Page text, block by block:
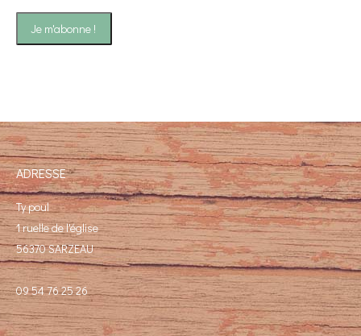
ADRESSE
Ty poul
1 ruelle de l'église
56370 SARZEAU
09 54 76 25 26